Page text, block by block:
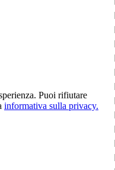
Puoi rifiutare
informativa sulla privacy.